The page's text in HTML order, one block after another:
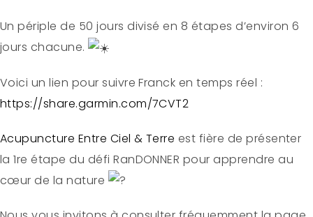
Un périple de 50 jours divisé en 8 étapes d’environ 6
jours chacune.
Voici un lien pour suivre Franck en temps réel :
https://share.garmin.com/7CVT2
Acupuncture Entre Ciel & Terre est fière de présenter
la 1re étape du défi RanDONNER pour apprendre au
cœur de la nature